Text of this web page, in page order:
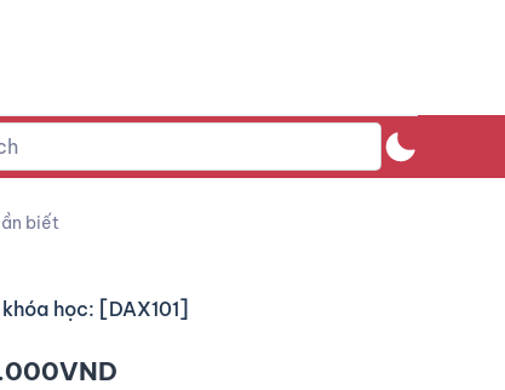
biết
học: [DAX101]
VND